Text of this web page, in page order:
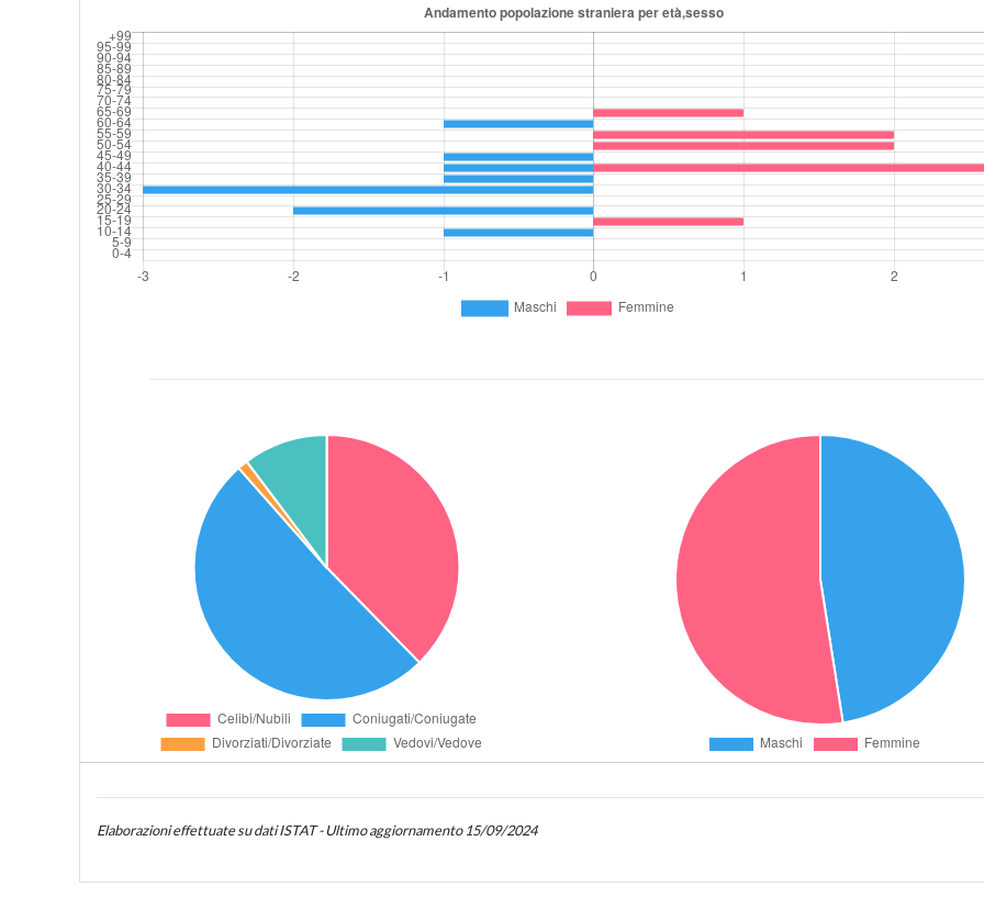
Elaborazioni effettuate su dati ISTAT - Ultimo aggiornamento 15/09/2024